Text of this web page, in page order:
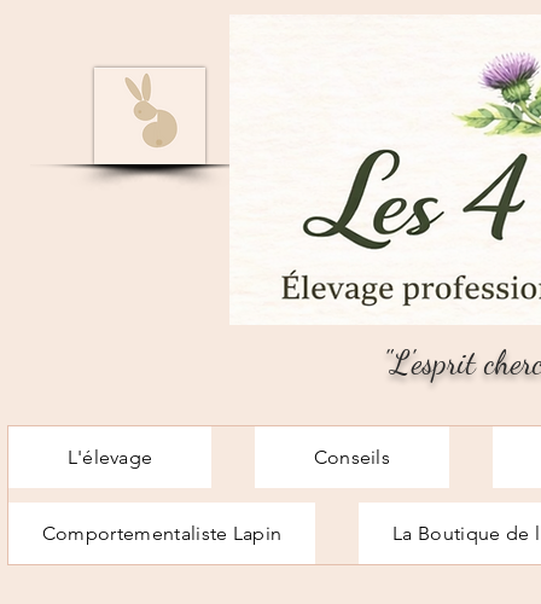
"L'esprit
L'élevage Conseils
Comportementaliste Lapin La Boutique de